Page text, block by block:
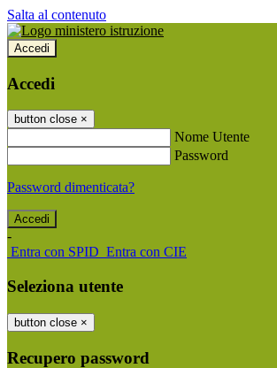
Salta al contenuto
Accedi
Accedi
button close ×
Nome Utente
Password
Password dimenticata?
-
Entra con SPID Entra con CIE
Seleziona utente
button close ×
Recupero password